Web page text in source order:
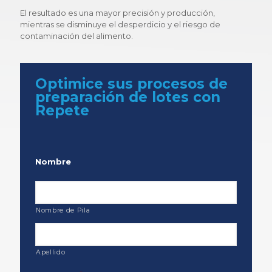
El resultado es una mayor precisión y producción,
mientras se disminuye el desperdicio y el riesgo de
contaminación del alimento.
Optimice sus procesos de
preparación de lotes con
Repete
Nombre
Nombre de Pila
Apellido